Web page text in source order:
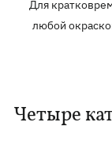
Для
любой
Четыре